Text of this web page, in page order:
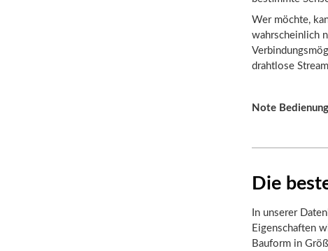
Wer möchte,
wahrscheinlich
drahtlose
Note
Die
In unserer
Eigenschaften
Bauform in